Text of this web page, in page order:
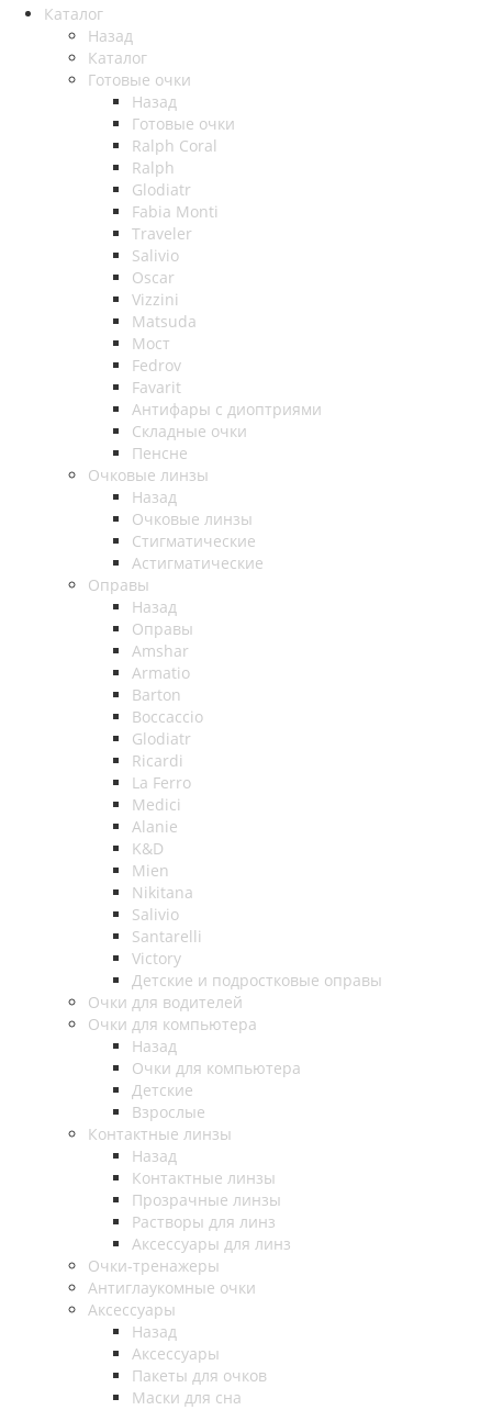
Каталог
Назад
Каталог
Готовые очки
Назад
Готовые очки
Ralph Coral
Ralph
Glodiatr
Fabia Monti
Traveler
Salivio
Oscar
Vizzini
Matsuda
Мост
Fedrov
Favarit
Антифары с диоптриями
Складные очки
Пенсне
Очковые линзы
Назад
Очковые линзы
Стигматические
Астигматические
Оправы
Назад
Оправы
Amshar
Armatio
Barton
Boccaccio
Glodiatr
Ricardi
La Ferro
Medici
Alanie
K&D
Mien
Nikitana
Salivio
Santarelli
Victory
Детские и подростковые оправы
Очки для водителей
Очки для компьютера
Назад
Очки для компьютера
Детские
Взрослые
Контактные линзы
Назад
Контактные линзы
Прозрачные линзы
Растворы для линз
Аксессуары для линз
Очки-тренажеры
Антиглаукомные очки
Аксессуары
Назад
Аксессуары
Пакеты для очков
Маски для сна